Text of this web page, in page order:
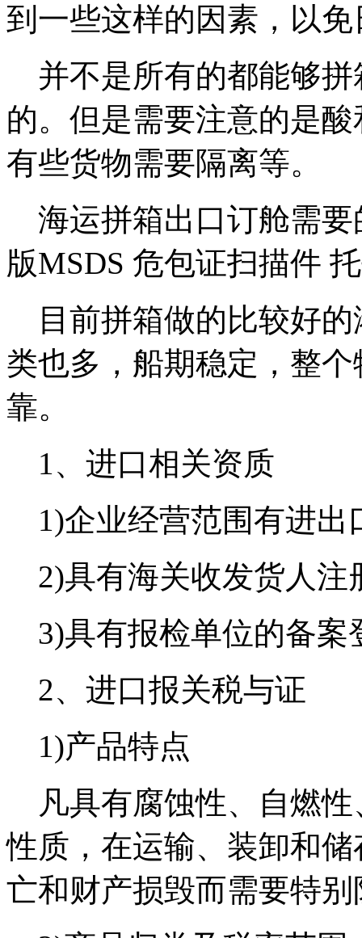
到一些这样的因素，以
并不是所有的都能够拼
的。但是需要注意的是
有些货物需要隔离等。
海运拼箱出口订舱需要
版MSDS 危包证扫描件
目前拼箱做的比较好的
类也多，船期稳定，整
靠。
1、进口相关资质
1)企业经营范围有进出
2)具有海关收发货人注
3)具有报检单位的备案
2、进口报关税与证
1)产品特点
凡具有腐蚀性、自燃性
性质，在运输、装卸和
亡和财产损毁而需要特